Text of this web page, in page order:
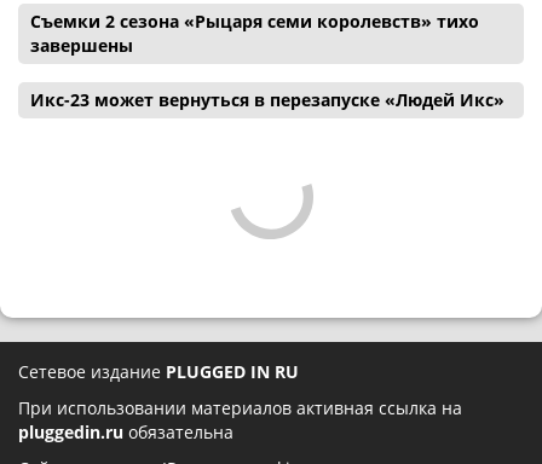
Съемки 2 сезона «Рыцаря семи королевств» тихо
завершены
Икс-23 может вернуться в перезапуске «Людей Икс»
Сетевое издание PLUGGED IN RU
При использовании материалов активная ссылка на
pluggedin.ru обязательна